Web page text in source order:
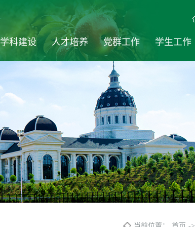
学科建设 人才培养 党群工作 学生工作